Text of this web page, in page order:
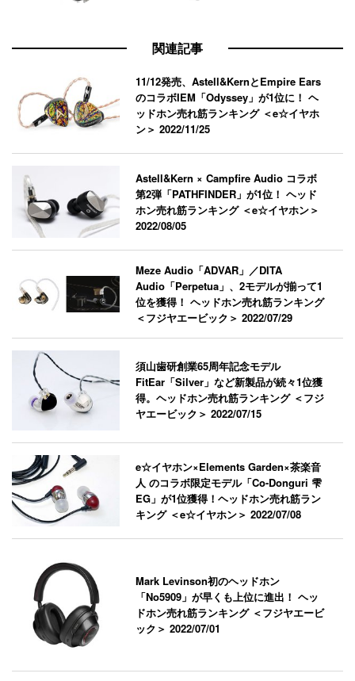
関連記事
11/12発売、Astell&KernとEmpire Ears
のコラボIEM「Odyssey」が1位に！ ヘ
ッドホン売れ筋ランキング ＜e☆イヤホ
ン＞2022/11/25
Astell&Kern × Campfire Audio コラボ
第2弾「PATHFINDER」が1位！ ヘッド
ホン売れ筋ランキング ＜e☆イヤホン＞
2022/08/05
Meze Audio「ADVAR」／DITA
Audio「Perpetua」、2モデルが揃って1
位を獲得！ ヘッドホン売れ筋ランキング
＜フジヤエービック＞2022/07/29
須山歯研創業65周年記念モデル
FitEar「Silver」など新製品が続々1位獲
得。ヘッドホン売れ筋ランキング ＜フジ
ヤエービック＞2022/07/15
e☆イヤホン×Elements Garden×茶楽音
人 のコラボ限定モデル「Co-Donguri 雫
EG」が1位獲得！ヘッドホン売れ筋ラン
キング ＜e☆イヤホン＞2022/07/08
Mark Levinson初のヘッドホン
「No5909」が早くも上位に進出！ ヘッ
ドホン売れ筋ランキング ＜フジヤエービ
ック＞2022/07/01